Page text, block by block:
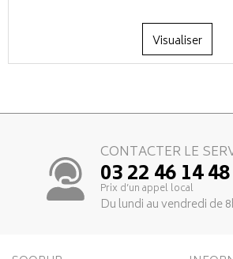
Visualiser
CONTACTER LE
03 22 46 14 48
Prix d’un appel local
Du lundi au vendredi de